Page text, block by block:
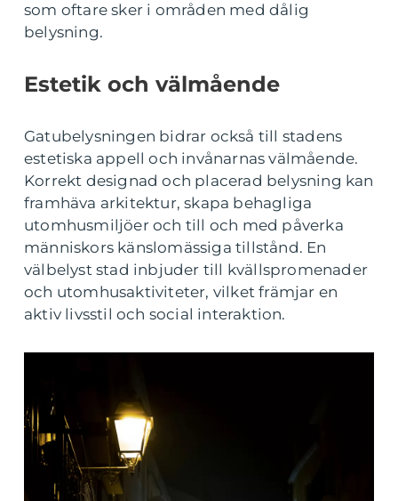
som oftare sker i områden med dålig
belysning.
Estetik och välmående
Gatubelysningen bidrar också till stadens
estetiska appell och invånarnas välmående.
Korrekt designad och placerad belysning kan
framhäva arkitektur, skapa behagliga
utomhusmiljöer och till och med påverka
människors känslomässiga tillstånd. En
välbelyst stad inbjuder till kvällspromenader
och utomhusaktiviteter, vilket främjar en
aktiv livsstil och social interaktion.